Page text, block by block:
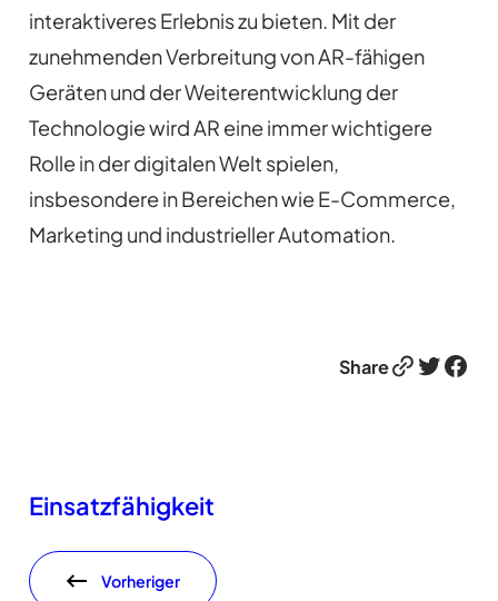
interaktiveres Erlebnis zu bieten. Mit der
zunehmenden Verbreitung von AR-fähigen
Geräten und der Weiterentwicklung der
Technologie wird AR eine immer wichtigere
Rolle in der digitalen Welt spielen,
insbesondere in Bereichen wie E-Commerce,
Marketing und industrieller Automation.
ShareLink Twitter Facebook
Einsatzfähigkeit
Vorheriger